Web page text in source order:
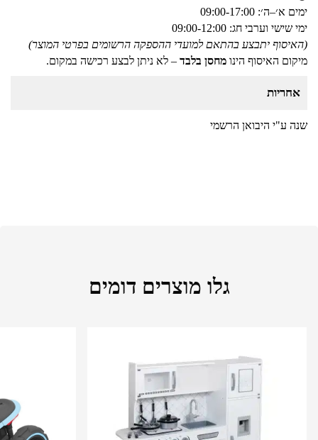
קסדת רכיבה לילדים בעיצוב מדליק של
מיני מאוס מבית Anonima
ימים א׳–ה׳: 09:00-17:00
ימי שישי וערבי חג: 09:00-12:00
(האיסוף יתבצע בהתאם למועדי ההספקה הרשומים בפרטי המוצר)
מיקום האיסוף הינו מחסן בלבד – לא ניתן לבצע רכישה במקום.
אחריות
שנה ע"י היבואן הרשמי
גלו מוצרים דומים